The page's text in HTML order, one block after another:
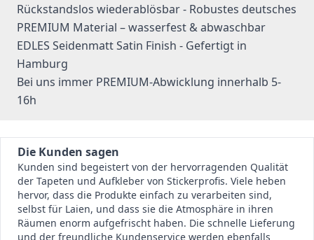
Rückstandslos wiederablösbar - Robustes deutsches
PREMIUM Material – wasserfest & abwaschbar
EDLES Seidenmatt Satin Finish - Gefertigt in
Hamburg
Bei uns immer PREMIUM-Abwicklung innerhalb 5-
16h
Die Kunden sagen
Kunden sind begeistert von der hervorragenden Qualität
der Tapeten und Aufkleber von Stickerprofis. Viele heben
hervor, dass die Produkte einfach zu verarbeiten sind,
selbst für Laien, und dass sie die Atmosphäre in ihren
Räumen enorm aufgefrischt haben. Die schnelle Lieferung
und der freundliche Kundenservice werden ebenfalls